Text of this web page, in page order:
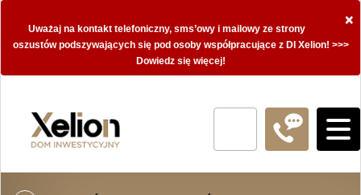
×
Uważaj na kontakt telefoniczny, sms’owy i mailowy ze strony
oszustów podszywających się pod osoby współpracujące z DI Xelion! >>>
Dowiedz się więcej!